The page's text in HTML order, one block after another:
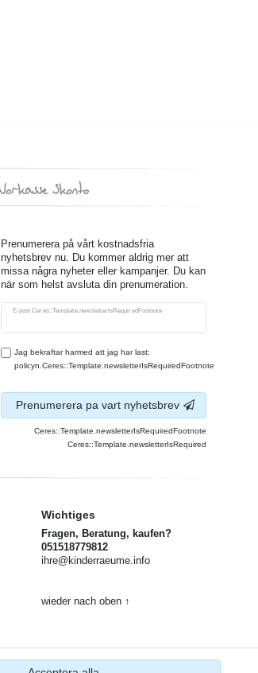
Prenumerera på vårt kostnadsfria
nyhetsbrev nu. Du kommer aldrig mer att
missa några nyheter eller kampanjer. Du kan
när som helst avsluta din prenumeration.
E-post Ceres::Template.newsletterIsRequiredFootnote
Ceres::Template.newsletterHoneypotLabel
Jag bekraftar harmed att jag har last:
policyn.Ceres::Template.newsletterIsRequiredFootnote
Prenumerera pa vart nyhetsbrev
Ceres::Template.newsletterIsRequiredFootnote
Ceres::Template.newsletterIsRequired
Wichtiges
Fragen, Beratung, kaufen?
051518779812
ihre@kinderraeume.info
wieder nach oben ↑